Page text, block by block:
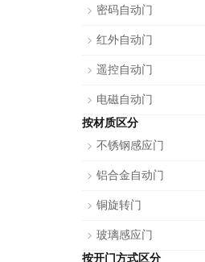
密码自动门
红外自动门
遥控自动门
电磁自动门
按材质区分
不锈钢感应门
铝合金自动门
铜旋转门
玻璃感应门
按开门方式区分